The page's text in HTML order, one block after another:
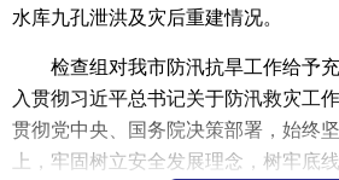
水库九孔泄洪及灾后重建情况。
检查组对我市防汛抗旱工作给予
入贯彻习近平总书记关于防汛救灾工
贯彻党中央、国务院决策部署，始终
上，牢固树立安全发展理念，树牢底